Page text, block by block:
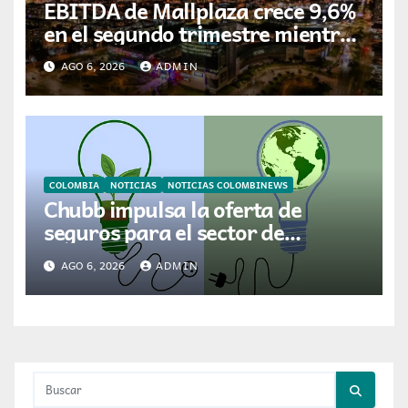
EBITDA de Mallplaza crece 9,6%
en el segundo trimestre mientras
avanza en su plan de crecimiento
en Colombia
AGO 6, 2026 ADMIN
COLOMBIA NOTICIAS NOTICIAS COLOMBINEWS
Chubb impulsa la oferta de
seguros para el sector de
energías renovables en América
Latina
AGO 6, 2026 ADMIN